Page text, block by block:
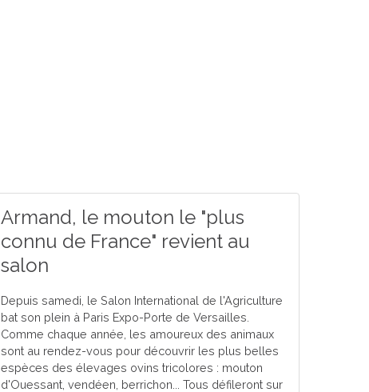
Armand, le mouton le "plus
connu de France" revient au
salon
Depuis samedi, le Salon International de l'Agriculture
bat son plein à Paris Expo-Porte de Versailles.
Comme chaque année, les amoureux des animaux
sont au rendez-vous pour découvrir les plus belles
espèces des élevages ovins tricolores : mouton
d'Ouessant, vendéen, berrichon... Tous défileront sur